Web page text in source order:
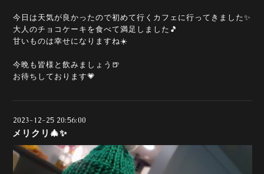
今日は天気が良かったので初めて行くカフェに行ってきました✨
大人のチョコケーキを食べて満足しました🎵
甘いものは幸せになりますね☀️
今晩も皆様と飲みましょう🍺
お待ちしております💗
2023-12-25 20:56:00
メリクリ🎄✨